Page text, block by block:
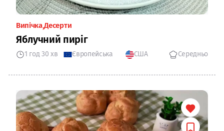
Випічка Десерти
Яблучний пиріг
1 год 30 хв Європейська США Середньо